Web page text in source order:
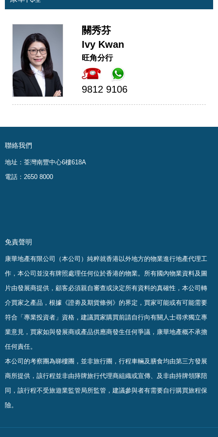
關秀芬
Ivy Kwan
旺角分行
9812 9106
聯絡我們
地址：荃灣南豐中心6樓618A
電話：2650 8000
免責聲明
康華地產有限公司（本公司）純粹就香港以外地方的物業進行地產代理工
作，本公司並沒有牌照處理任何位於香港的物業。 所有國內物業資料及圖
片由發展商提供，顧客必須親自審查或決定所有資料的真確性 ， 本公司轉
介買家之產品，根據《證劵及期貨條例》的界定，買家可能或有可能需要
符合「專業投資者」資格，建議買家購買前請自行向有關人士尋求獨立專
業意見，買家如與發展商或產品供應商發生任何爭議，康華地產概不承擔
任何責任。
本公司的考察團為睇樓團，並非旅行團，行程車輛及膳食均由第三方發展
商所提供，該行程並非由持牌旅行代理商組織或宣傳、及非由持牌領隊陪
同，該行程不受旅遊業監管局所監管，建議參與者有需要自行購買旅程保
險。